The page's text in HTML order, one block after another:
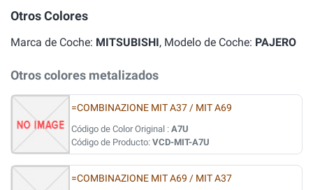
Otros Colores
Marca de Coche: MITSUBISHI, Modelo de Coche: PAJERO
Otros colores metalizados
=COMBINAZIONE MIT A37 / MIT A69
Código de Color Original : A7U
Código de Producto: VCD-MIT-A7U
=COMBINAZIONE MIT A69 / MIT A37